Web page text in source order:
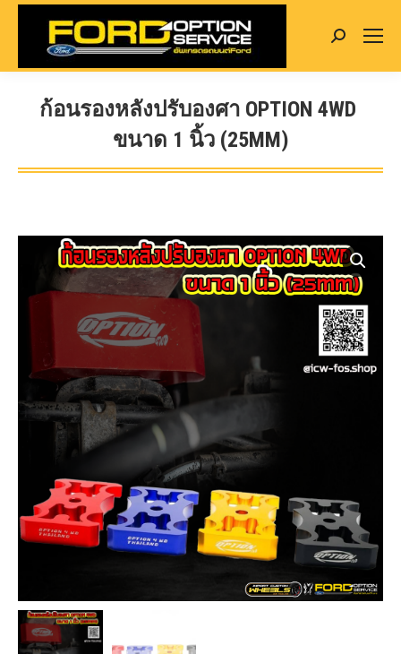
Search:
ก้อนรองหลังปรับองศา OPTION 4WD
ขนาด 1 นิ้ว (25MM)
You are here: